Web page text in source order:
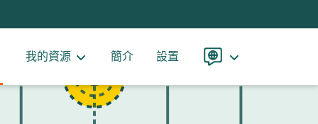
我的資源 簡介 設置
語
言